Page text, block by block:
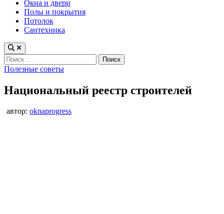
Окна и двери
Полы и покрытия
Потолок
Сантехника
Найти:
Опубликовано
Полезные советы
Национальный реестр строителей
автор: oknaprogress